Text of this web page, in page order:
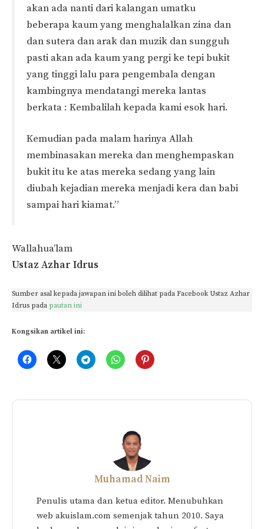
akan ada nanti dari kalangan umatku
beberapa kaum yang menghalalkan zina dan
dan sutera dan arak dan muzik dan sungguh
pasti akan ada kaum yang pergi ke tepi bukit
yang tinggi lalu para pengembala dengan
kambingnya mendatangi mereka lantas
berkata : Kembalilah kepada kami esok hari.
Kemudian pada malam harinya Allah
membinasakan mereka dan menghempaskan
bukit itu ke atas mereka sedang yang lain
diubah kejadian mereka menjadi kera dan babi
sampai hari kiamat.”
Wallahua’lam
Ustaz Azhar Idrus
Sumber asal kepada jawapan ini boleh dilihat pada Facebook Ustaz Azhar
Idrus pada pautan ini
Kongsikan artikel ini:
Muhamad Naim
Penulis utama dan ketua editor. Menubuhkan
web akuislam.com semenjak tahun 2010. Saya